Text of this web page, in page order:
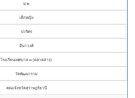
ม.๒
เด็กหญิง
ปวริศร
มีนาวงค์
โรงเรียนเทศบาล ๓ (ตลาดล่าง)
วัดพัฒนาราม
คณะจังหวัดสุราษฎร์ธานี